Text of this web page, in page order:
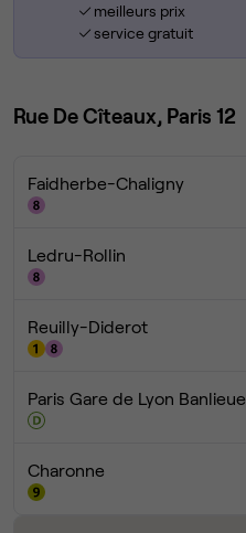
meilleurs prix
service gratuit
Rue De Cîteaux, Paris 12
Faidherbe-Chaligny
Ledru-Rollin
Reuilly-Diderot
Paris Gare de Lyon Banlieue
Charonne